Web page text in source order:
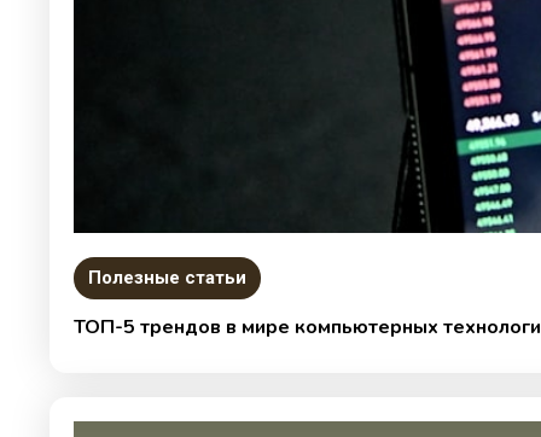
Полезные статьи
ТОП-5 трендов в мире компьютерных